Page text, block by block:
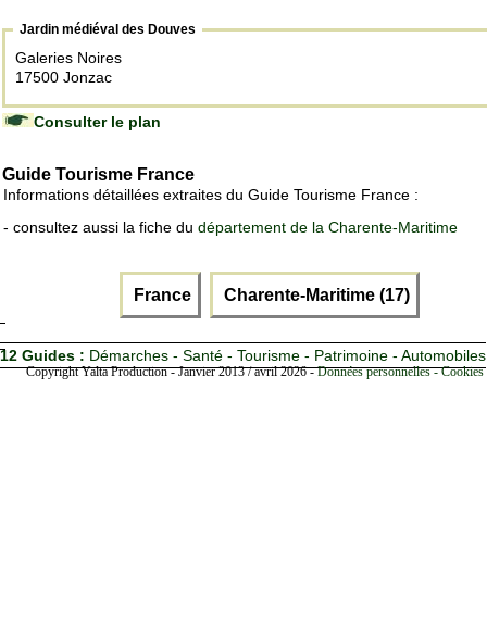
Jardin médiéval des Douves
Galeries Noires
17500 Jonzac
Consulter le plan
Guide Tourisme France
Informations détaillées extraites du Guide Tourisme France :
- consultez aussi la fiche du département de la Charente-Maritime
France Charente-Maritime (17)
12 Guides : Démarches - Santé - Tourisme - Patrimoine - Automobiles
Copyright Yalta Production - Janvier 2013 / avril 2026 -Données personnelles -